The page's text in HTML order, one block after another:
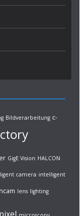
Bildverarbeitung c-
GigE Vision HALCON
camera intelligent
lens lighting